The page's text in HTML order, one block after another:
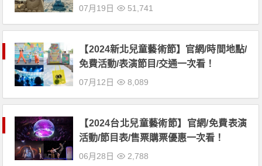
07月19日 51,741
【2024新北兒童藝術節】官網/時間地點/
免費活動/表演節目/交通一次看！
07月12日 8,089
【2024台北兒童藝術節】官網/免費表演
活動/節目表/售票購票優惠一次看！
06月28日 2,788